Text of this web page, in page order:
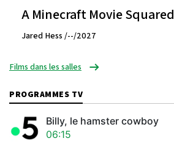
A Minecraft Movie Squared
Jared Hess /--/2027
Films dans les salles
PROGRAMMES TV
Billy, le hamster cowboy
06:15